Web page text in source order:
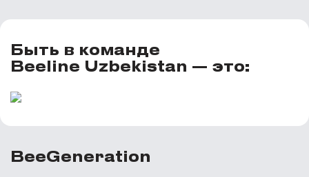
Быть в команде
Beeline Uzbekistan — это:
BeeGeneration